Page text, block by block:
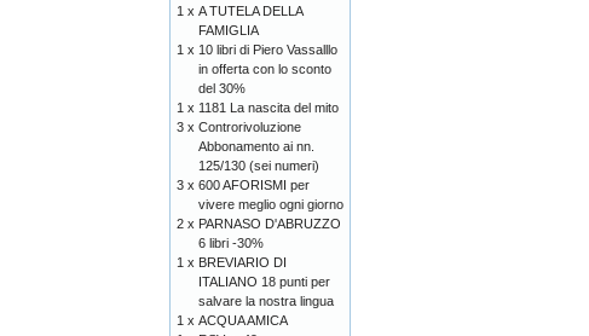
1 x A TUTELA DELLA
FAMIGLIA
1 x 10 libri di Piero Vassalllo
in offerta con lo sconto
del 30%
1 x 1181 La nascita del mito
3 x Controrivoluzione
Abbonamento ai nn.
125/130 (sei numeri)
3 x 600 AFORISMI per
vivere meglio ogni giorno
2 x PARNASO D'ABRUZZO
6 libri -30%
1 x BREVIARIO DI
ITALIANO 18 punti per
salvare la nostra lingua
1 x ACQUA AMICA